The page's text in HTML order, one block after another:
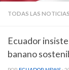
TODAS LAS NOTICIAS
Ecuador
banano